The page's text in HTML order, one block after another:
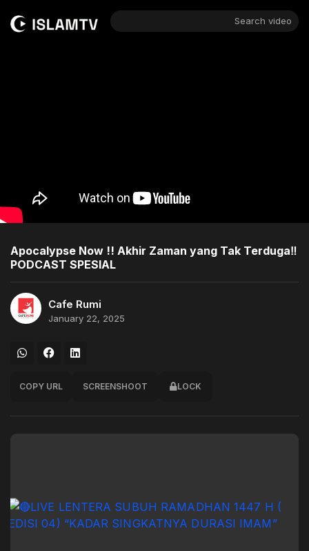
Search video
Apocalypse Now !! Akhir Zaman yang Tak Terduga‼️
PODCAST SPESIAL
Cafe Rumi
January 22, 2025
COPY URL SCREENSHOOT LOCK